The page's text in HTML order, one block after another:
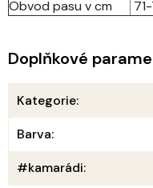
Obvod pasu v cm
Doplňkové
Kategorie:
Barva:
#kamarádi: